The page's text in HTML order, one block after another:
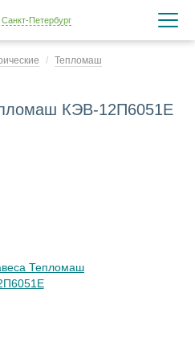
Санкт-Петербург
Тепломаш
КЭВ-12П6051Е